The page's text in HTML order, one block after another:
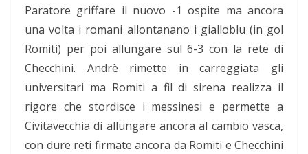
Paratore griffare il nuovo -1 ospite ma ancora
una volta i romani allontanano i gialloblu (in gol
Romiti) per poi allungare sul 6-3 con la rete di
Checchini. Andrè rimette in carreggiata gli
universitari ma Romiti a fil di sirena realizza il
rigore che stordisce i messinesi e permette a
Civitavecchia di allungare ancora al cambio vasca,
con dure reti firmate ancora da Romiti e Checchini